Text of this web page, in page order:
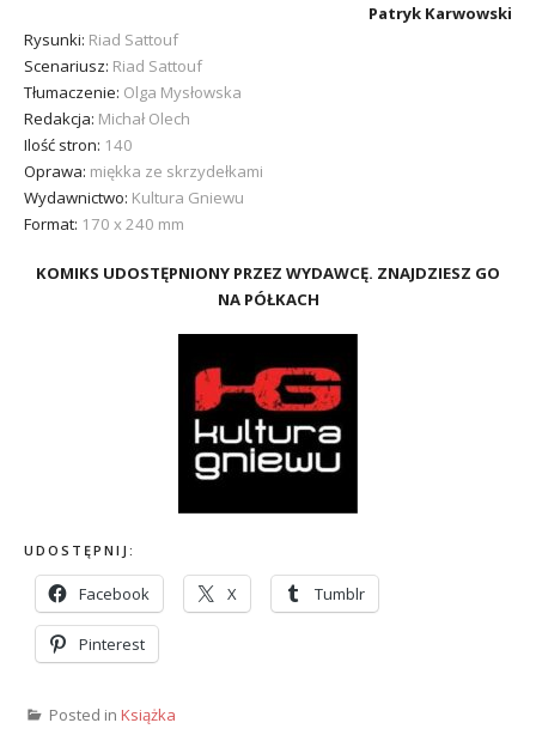
Patryk Karwowski
Rysunki: Riad Sattouf
Scenariusz: Riad Sattouf
Tłumaczenie: Olga Mysłowska
Redakcja: Michał Olech
Ilość stron: 140
Oprawa: miękka ze skrzydełkami
Wydawnictwo: Kultura Gniewu
Format: 170 x 240 mm
KOMIKS UDOSTĘPNIONY PRZEZ WYDAWCĘ. ZNAJDZIESZ GO
NA PÓŁKACH
UDOSTĘPNIJ:
Facebook X Tumblr
Pinterest
Posted in Książka